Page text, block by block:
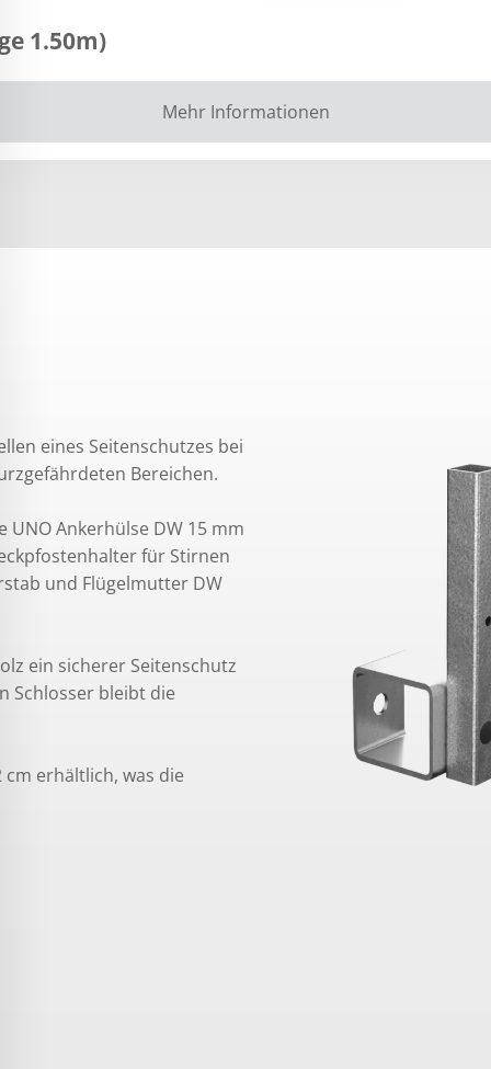
1.50m)
Mehr Informationen
eines Seitenschutzes bei
Bereichen.
Ankerhülse DW 15 mm
für Stirnen
und Flügelmutter DW
ein sicherer Seitenschutz
Schlosser bleibt die
erhältlich, was die